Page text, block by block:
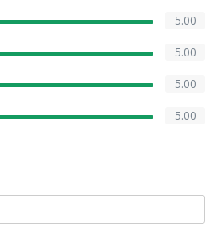
5.00
5.00
5.00
5.00